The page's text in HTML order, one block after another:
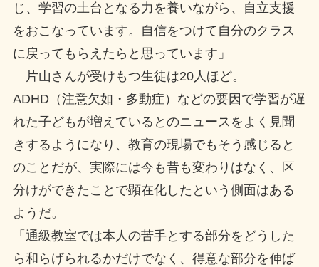
じ、学習の土台となる力を養いながら、自立支援
をおこなっています。自信をつけて自分のクラス
に戻ってもらえたらと思っています」
片山さんが受けもつ生徒は20人ほど。
ADHD（注意欠如・多動症）などの要因で学習が遅
れた子どもが増えているとのニュースをよく見聞
きするようになり、教育の現場でもそう感じると
のことだが、実際には今も昔も変わりはなく、区
分けができたことで顕在化したという側面はある
ようだ。
「通級教室では本人の苦手とする部分をどうした
ら和らげられるかだけでなく、得意な部分を伸ば